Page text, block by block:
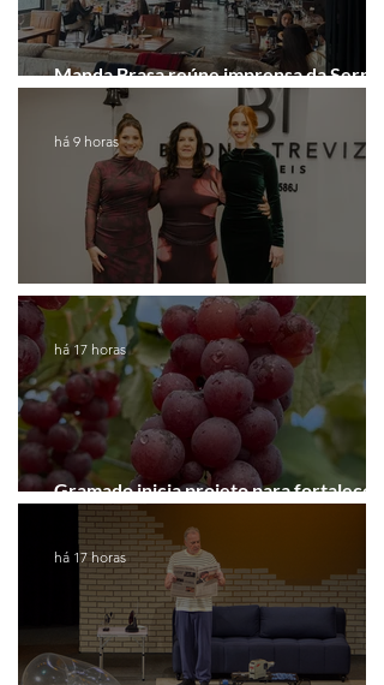
Manda Brasa reúne imprensa da Serra
Gaúcha para falar de expansão
Coluna de Caxias
há 9 horas
Gramado inicia projeto para fortalecer a
Rota do Vinho
há 17 horas
há 17 horas